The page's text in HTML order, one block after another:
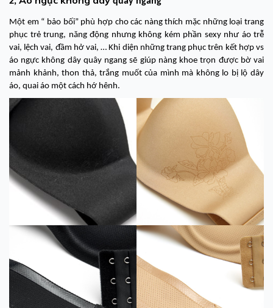
Một em “ bảo bối” phù hợp cho các nàng thích mặc những loại trang
phục trẻ trung, năng động nhưng không kém phần sexy như áo trễ
vai, lệch vai, đầm hở vai, … Khi diện những trang phục trên kết hợp vs
áo ngực không dây quây ngang sẽ giúp nàng khoe trọn được bờ vai
mảnh khảnh, thon thả, trắng muốt của mình mà không lo bị lộ dây
áo, quai áo một cách hớ hênh.